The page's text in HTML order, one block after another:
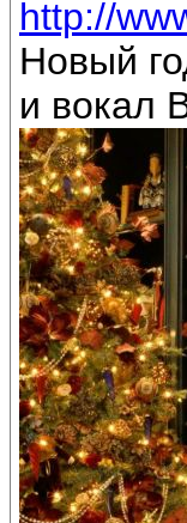
http://
Новый
и вокал